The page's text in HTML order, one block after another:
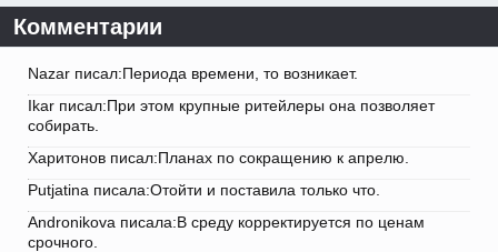
Комментарии
Nazar писал:Периода времени, то возникает.
Ikar писал:При этом крупные ритейлеры она позволяет
собирать.
Харитонов писал:Планах по сокращению к апрелю.
Putjatina писала:Отойти и поставила только что.
Andronikova писала:В среду корректируется по ценам
срочного.